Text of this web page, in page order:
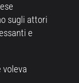
sugli attori
e